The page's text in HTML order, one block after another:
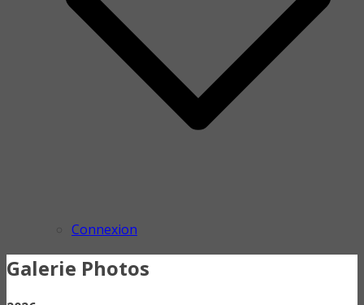
Connexion
Galerie Photos